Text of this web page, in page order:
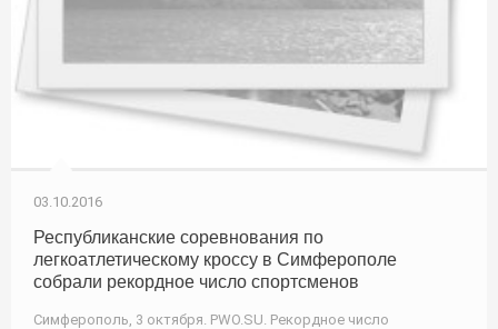
03.10.2016
Республиканские соревнования по
легкоатлетическому кроссу в Симферополе
собрали рекордное число спортсменов
Симферополь, 3 октября. PWO.SU. Рекордное число